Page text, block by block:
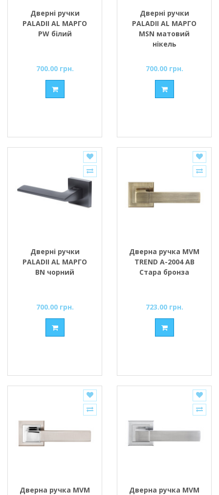
Дверні ручки
PALADII AL МАРГО
PW білий
700.00 грн.
Дверні ручки
PALADII AL МАРГО
MSN матовий
нікель
700.00 грн.
Дверні ручки
PALADII AL МАРГО
BN чорний
700.00 грн.
Дверна ручка MVM
TREND A-2004 AB
Стара бронза
723.00 грн.
Дверна ручка MVM
Дверна ручка MVM